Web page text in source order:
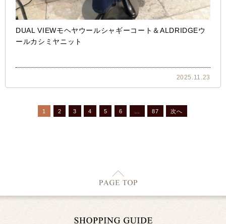
DUAL VIEWモヘヤウールシャギーコート＆ALDRIDGEウ
ールカシミヤニット
2025.11.23
1 2 3 4 5 6 … 87 次へ